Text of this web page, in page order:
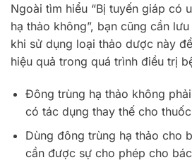
Ngoài tìm hiểu “Bị tuyến giáp có
hạ thảo không”, bạn cũng cần
khi sử dụng loại thảo dược này
hiệu quả trong quá trình điều trị
Đông trùng hạ thảo không
có tác dụng thay thế cho
Dùng đông trùng hạ thảo cho
cần được sự cho phép cho